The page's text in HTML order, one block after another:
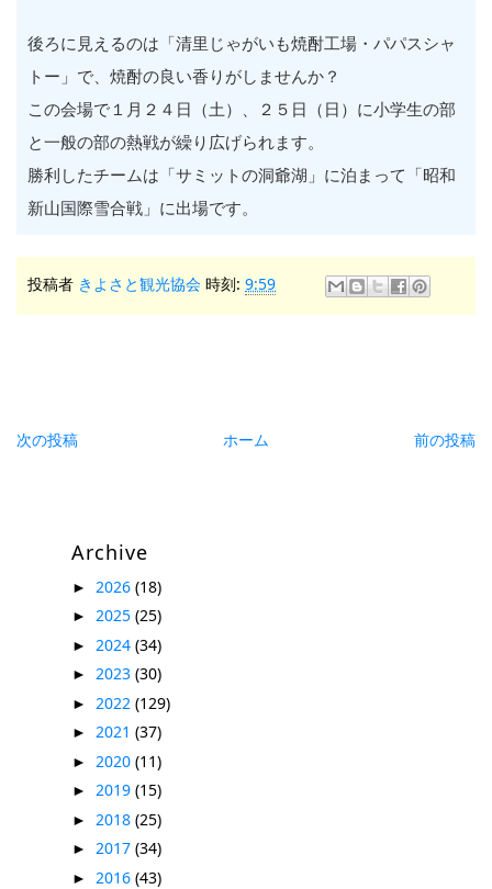
後ろに見えるのは「清里じゃがいも焼酎工場・パパスシャ
トー」で、焼酎の良い香りがしませんか？
この会場で１月２４日（土）、２５日（日）に小学生の部
と一般の部の熱戦が繰り広げられます。
勝利したチームは「サミットの洞爺湖」に泊まって「昭和
新山国際雪合戦」に出場です。
投稿者 きよさと観光協会 時刻: 9:59
次の投稿 前の投稿
ホーム
Archive
► 2026 (18)
► 2025 (25)
► 2024 (34)
► 2023 (30)
► 2022 (129)
► 2021 (37)
► 2020 (11)
► 2019 (15)
► 2018 (25)
► 2017 (34)
► 2016 (43)